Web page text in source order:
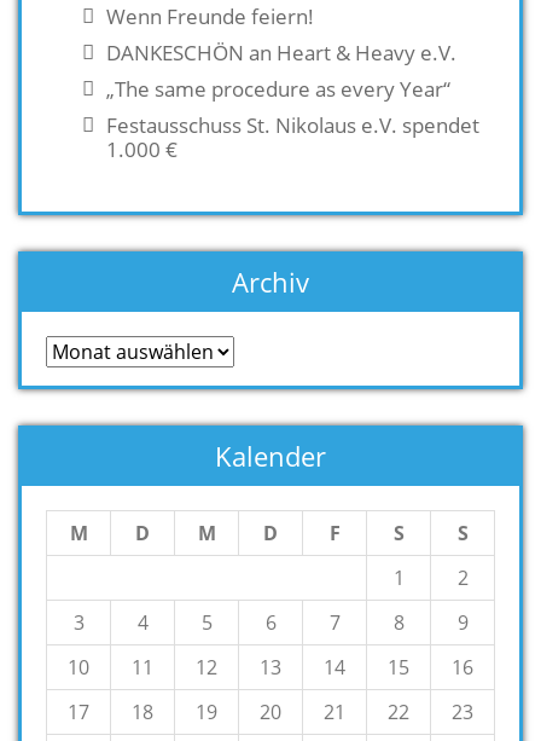
Wenn Freunde feiern!
DANKESCHÖN an Heart & Heavy e.V.
„The same procedure as every Year“
Festausschuss St. Nikolaus e.V. spendet
1.000 €
Archiv
Archiv
Kalender
M D M D F S
S
1
2
3
4 5 6 7 8
9
10
11 12 13 14 15
16
17
18 19 20 21 22
23